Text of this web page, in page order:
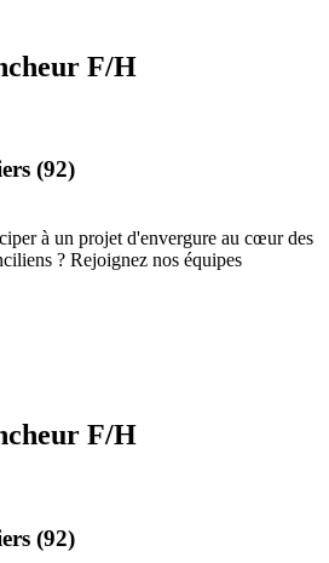
F/H
(92)
à un projet d'envergure au cœur des
? Rejoignez nos équipes
F/H
(92)